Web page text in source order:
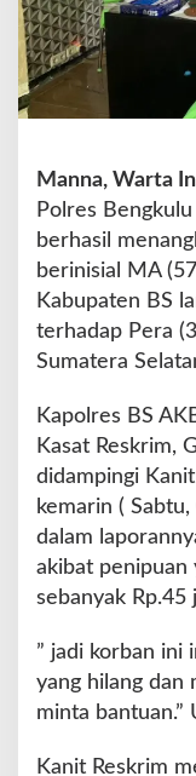
Manna, Warta
Polres
berhasil
berinisial MA
Kabupaten BS
terhadap Pera
Sumatera
Kapolres BS
Kasat Reskrim,
didampingi
kemarin (
dalam
akibat penipuan
sebanyak Rp.45
” jadi korban ini
yang hilang dan
minta bantuan.”
Kanit Reskrim